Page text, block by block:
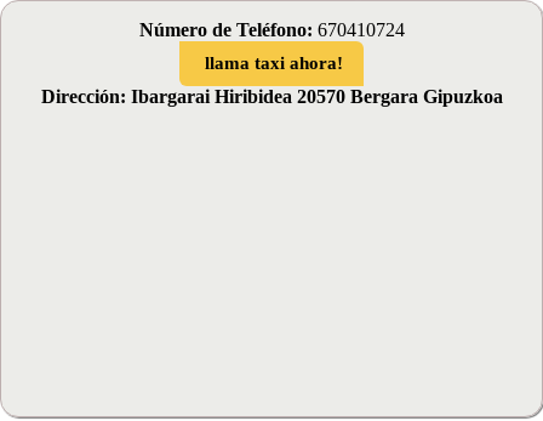
Número de Teléfono: 670410724
llama taxi ahora!
Dirección: Ibargarai Hiribidea 20570 Bergara Gipuzkoa